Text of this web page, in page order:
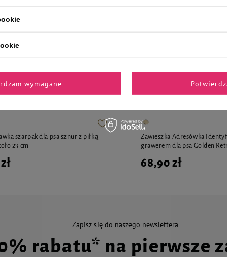
polecane przez
szarpak dla psa sznur z piłką
23 cm
Zawieszka Adresówka
grawerem dla psa Golden
68,90 zł
Zapisz się do naszego newslettera
rabatu* na pierwsze
wymagane